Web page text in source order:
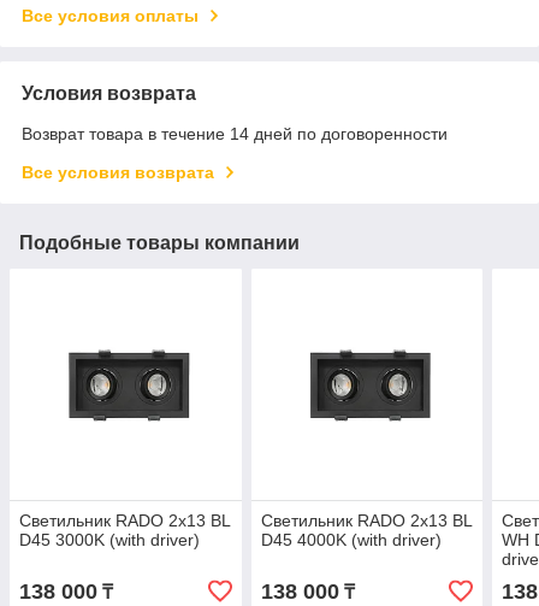
Все условия оплаты
Условия возврата
Возврат товара в течение 14 дней по договоренности
Все условия возврата
Подобные товары компании
Светильник RADO 2x13 BL
D45 3000K (with driver)
138 000 ₸
Светильник RADO 2x13 BL
D45 4000K (with driver)
138 000₸
WH